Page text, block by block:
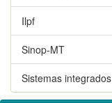
Ilpf
Sinop-MT
Sistemas integrados